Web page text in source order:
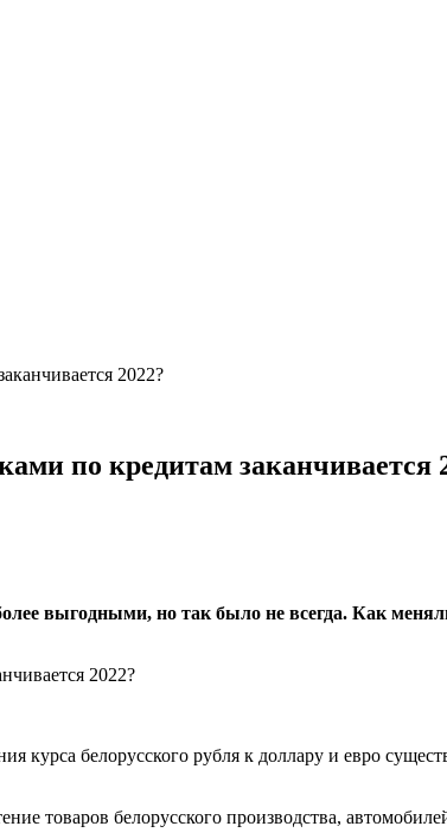
2022?
по кредитам заканчивается
выгодными, но так было не всегда. Как
курса белорусского рубля к доллару и евро
товаров белорусского производства,